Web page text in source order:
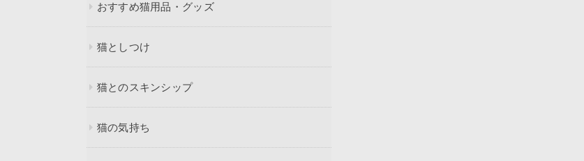
おすすめ猫用品・グッズ
猫としつけ
猫とのスキンシップ
猫の気持ち